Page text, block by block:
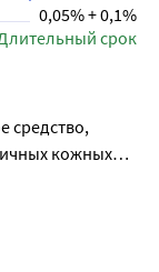
0,05% + 0,1%
срок
кожных
и
простой